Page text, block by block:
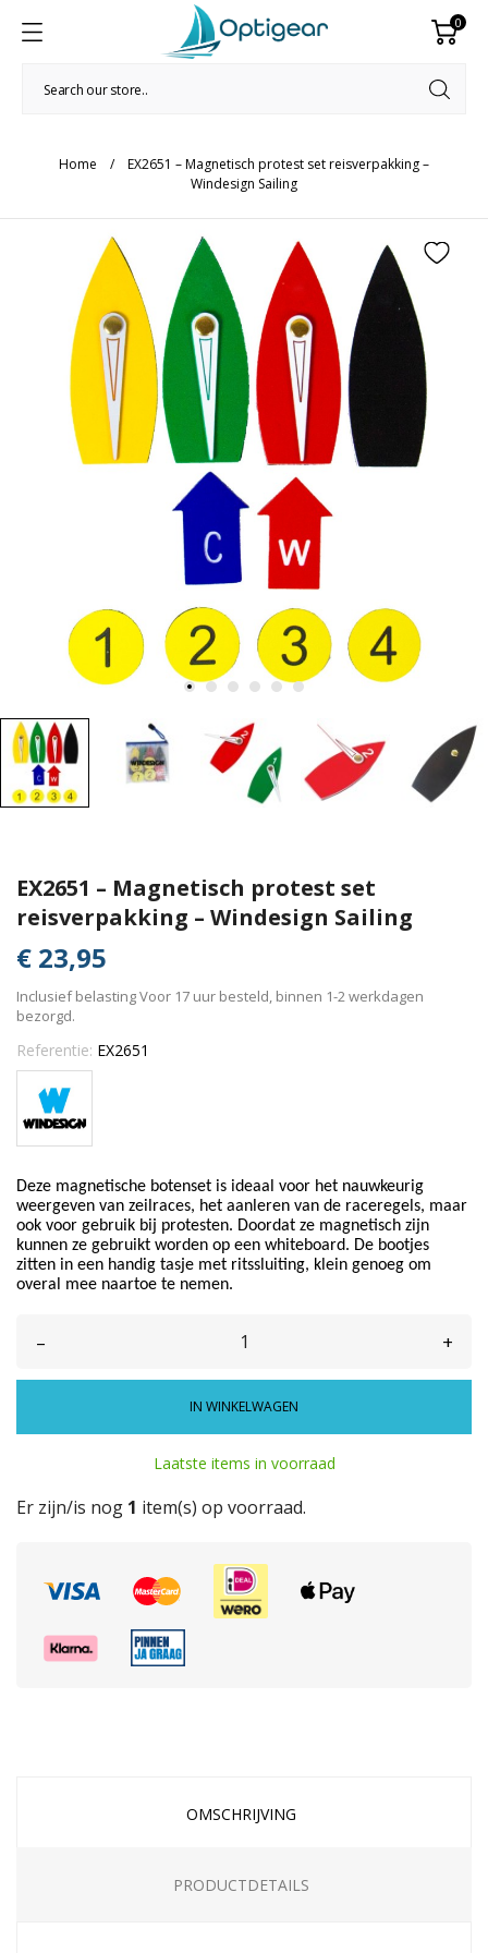
0
Home
EX2651 – Magnetisch protest set reisverpakking –
Windesign Sailing
EX2651 – Magnetisch protest set
reisverpakking – Windesign Sailing
€ 23,95
Inclusief belastingVoor 17 uur besteld, binnen 1-2 werkdagen
bezorgd.
Referentie: EX2651
Deze magnetische botenset is ideaal voor het nauwkeurig
weergeven van zeilraces, het aanleren van de raceregels, maar
ook voor gebruik bij protesten. Doordat ze magnetisch zijn
kunnen ze gebruikt worden op een whiteboard. De bootjes
zitten in een handig tasje met ritssluiting, klein genoeg om
overal mee naartoe te nemen.
– +
IN WINKELWAGEN
Laatste items in voorraad
Er zijn/is nog 1 item(s) op voorraad.
OMSCHRIJVING
PRODUCTDETAILS